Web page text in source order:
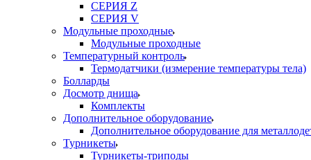
СЕРИЯ Z
СЕРИЯ V
Модульные проходные
Модульные проходные
Температурный контроль
Термодатчики (измерение температуры тела)
Болларды
Досмотр днища
Комплекты
Дополнительное оборудование
Дополнительное оборудование для
Турникеты
Турникеты-триподы